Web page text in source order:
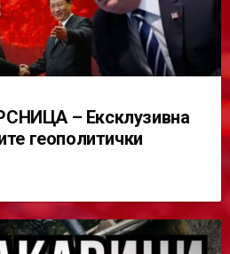
– Ексклузивна
геополитички